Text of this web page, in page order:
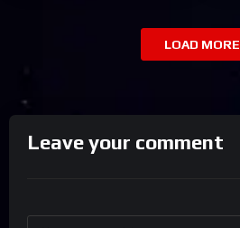
LOAD MORE
Leave your comment